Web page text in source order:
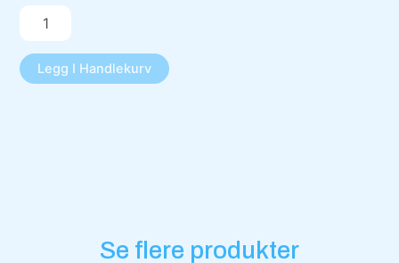
Legg I Handlekurv
Se flere produkter